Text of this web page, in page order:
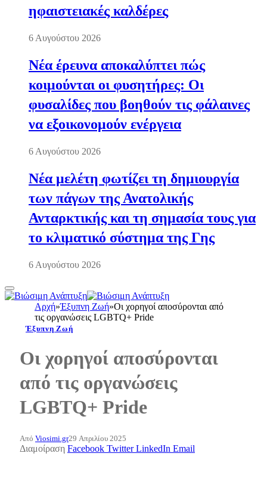
ηφαιστειακές καλδέρες
6 Αυγούστου 2026
Νέα έρευνα αποκαλύπτει πώς
κοιμούνται οι φυσητήρες: Οι
φυσαλίδες που βοηθούν τις φάλαινες
να εξοικονομούν ενέργεια
6 Αυγούστου 2026
Νέα μελέτη φωτίζει τη δημιουργία
των πάγων της Ανατολικής
Ανταρκτικής και τη σημασία τους για
το κλιματικό σύστημα της Γης
6 Αυγούστου 2026
Αρχή»Έξυπνη Ζωή»Οι χορηγοί αποσύρονται από
τις οργανώσεις LGBTQ+ Pride
Έξυπνη Ζωή
Οι χορηγοί αποσύρονται
από τις οργανώσεις
LGBTQ+ Pride
Από Viosimi.gr29 Απριλίου 2025
Διαμοίραση Facebook Twitter LinkedIn Email